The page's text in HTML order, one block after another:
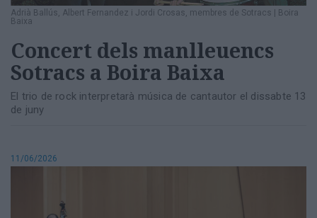
Adrià Ballús, Albert Fernandez i Jordi Crosas, membres de Sotracs
Boira
Baixa
Concert dels manlleuencs
Sotracs a Boira Baixa
El trio de rock interpretarà música de cantautor el dissabte 13
de juny
11/06/2026